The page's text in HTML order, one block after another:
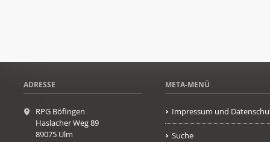
ADRESSE
RPG Böfingen
Haslacher Weg 89
89075 Ulm
META-MENÜ
Impressum und
Suche